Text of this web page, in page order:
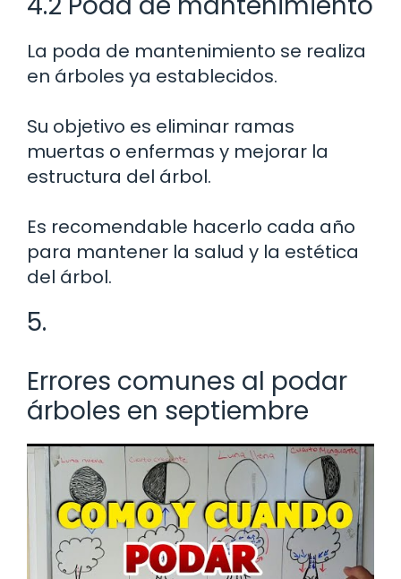
La poda de mantenimiento se realiza
en árboles ya establecidos.
Su objetivo es eliminar ramas
muertas o enfermas y mejorar la
estructura del árbol.
Es recomendable hacerlo cada año
para mantener la salud y la estética
del árbol.
5.
Errores comunes al podar
árboles en septiembre